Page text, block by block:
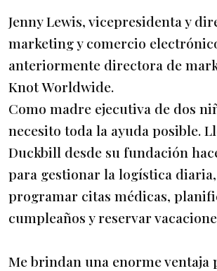
Jenny Lewis, vicepresidenta y
marketing y comercio
anteriormente directora de
Knot Worldwide.
Como madre ejecutiva de dos
necesito toda la ayuda posible.
Duckbill desde su fundación
para gestionar la logística
programar citas médicas,
cumpleaños y reservar
Me brindan una enorme ventaja